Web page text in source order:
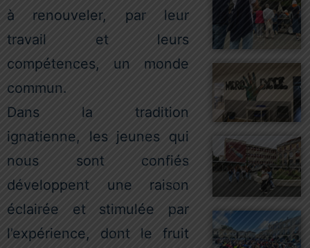
à renouveler, par leur
travail et leurs
compétences, un monde
commun.
Dans la tradition
ignatienne, les jeunes qui
nous sont confiés
développent une raison
éclairée et stimulée par
l’expérience, dont le fruit